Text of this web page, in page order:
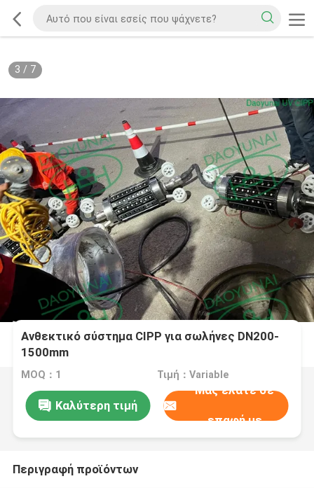
3 / 7
Ανθεκτικό σύστημα CIPP για σωλήνες DN200-
1500mm
MOQ：1 Τιμή：Variable
Καλύτερη τιμή
Μας ελάτε σε
επαφή με
Περιγραφή προϊόντων